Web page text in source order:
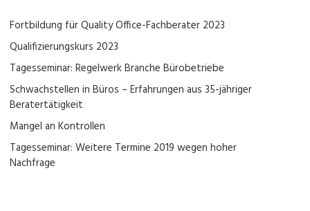
Fortbildung für Quality Office-Fachberater 2023
Qualifizierungskurs 2023
Tagesseminar: Regelwerk Branche Bürobetriebe
Schwachstellen in Büros – Erfahrungen aus 35-jähriger
Beratertätigkeit
Mangel an Kontrollen
Tagesseminar: Weitere Termine 2019 wegen hoher
Nachfrage